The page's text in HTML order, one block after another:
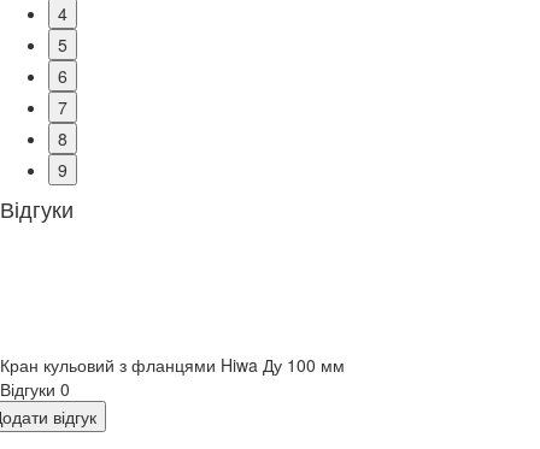
4
5
6
7
8
9
Відгуки
Кран кульовий з фланцями Hiwa Ду 100 мм
Відгуки 0
відгук